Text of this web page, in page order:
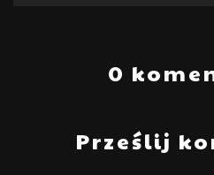
0
Prześlij